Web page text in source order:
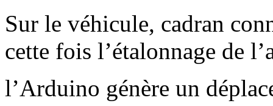
Sur le véhicule, cadran
cette fois l’étalonnage de
l’Arduino génère un